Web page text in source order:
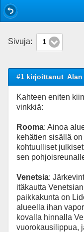
Sivuja: 1
#1 kirjoittanut Alan
Kahteen eniten
vinkkiä:
Rooma: Ainoa
kehätien sisällä on
kohtuulliset
sen
Venetsia:
itäkautta
paikkakunta on
alueella ihan
kovalla hinnalla
vuorokausilippua,